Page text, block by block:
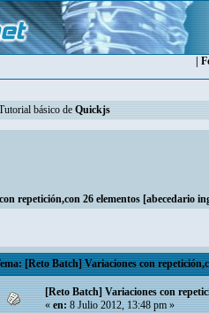
básico de Quickjs
repetición,con 26 elementos [abecedario
[Reto Batch] Variaciones con
[Reto Batch] Variaciones con
«en:8 Julio 2012, 13:48 pm »